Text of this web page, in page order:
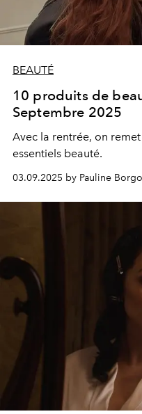
BEAUTÉ
10 produits de
Septembre 2025
Avec la rentrée, on
essentiels beauté.
03.09.2025 by Pauline